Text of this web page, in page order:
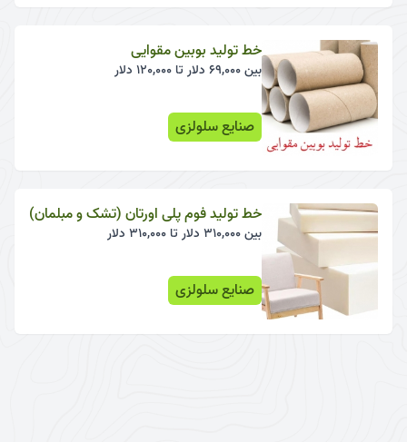
خط تولید بوبین مقوایی
بین 69,000 دلار تا 120,000 دلار
صنایع سلولزی
خط تولید فوم پلی اورتان (تشک و مبلمان)
بین 310,000 دلار تا 310,000 دلار
صنایع سلولزی